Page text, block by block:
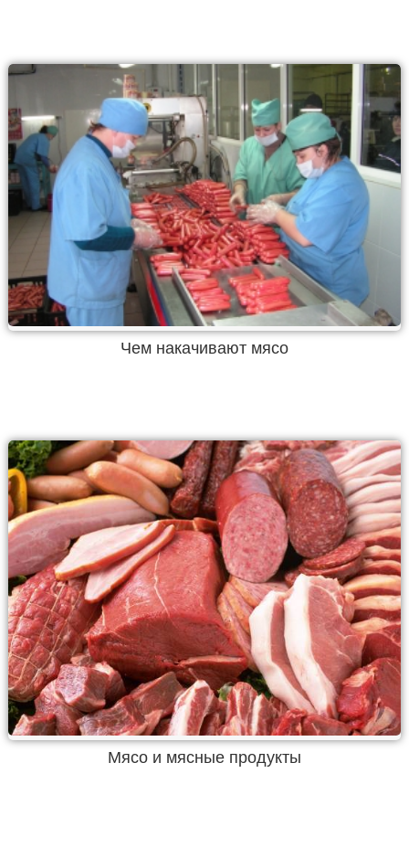
Чем накачивают мясо
Мясо и мясные продукты